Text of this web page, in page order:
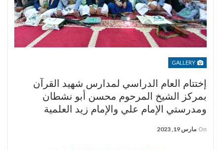
Previous Next
إختتام العام الدراسي لمدارس شهيد القرآن
بمركز الشيخ المرحوم محسن أبو نشطان
ومدرستي الإمام علي والإمام زيد العلمية
On مارس 19, 2023